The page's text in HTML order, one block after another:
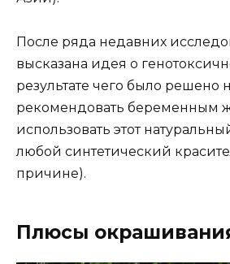
После ряда недавних
высказана идея о
результате чего было решено
рекомендовать беременным
использовать этот
любой синтетический
причине).
Плюсы